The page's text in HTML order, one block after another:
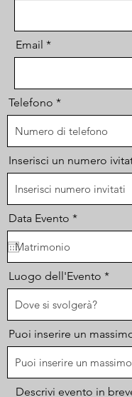
Email
Telefono
Inserisci un numero
Data Evento *r
e
i
r
e
Luogo dell'Evento
Puoi inserire un
Descrivi evento in